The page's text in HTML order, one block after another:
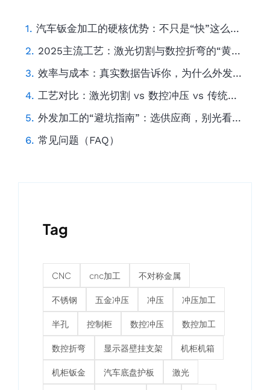
效率与成本：真实数据告诉你，为什么外发加工更划算
工艺对比：激光切割 vs 数控冲压 vs 传统剪切
外发加工的“避坑指南”：选供应商，别光看报价
常见问题（FAQ）
Tag
CNC
半孔 控制柜 数控冲压
数控折弯 显示器壁挂支架 机柜机箱
机柜钣金 汽车底盘护板 激光
激光切割 激光焊接 点焊 焊接
焊接工艺 离心风机外壳 表面处理